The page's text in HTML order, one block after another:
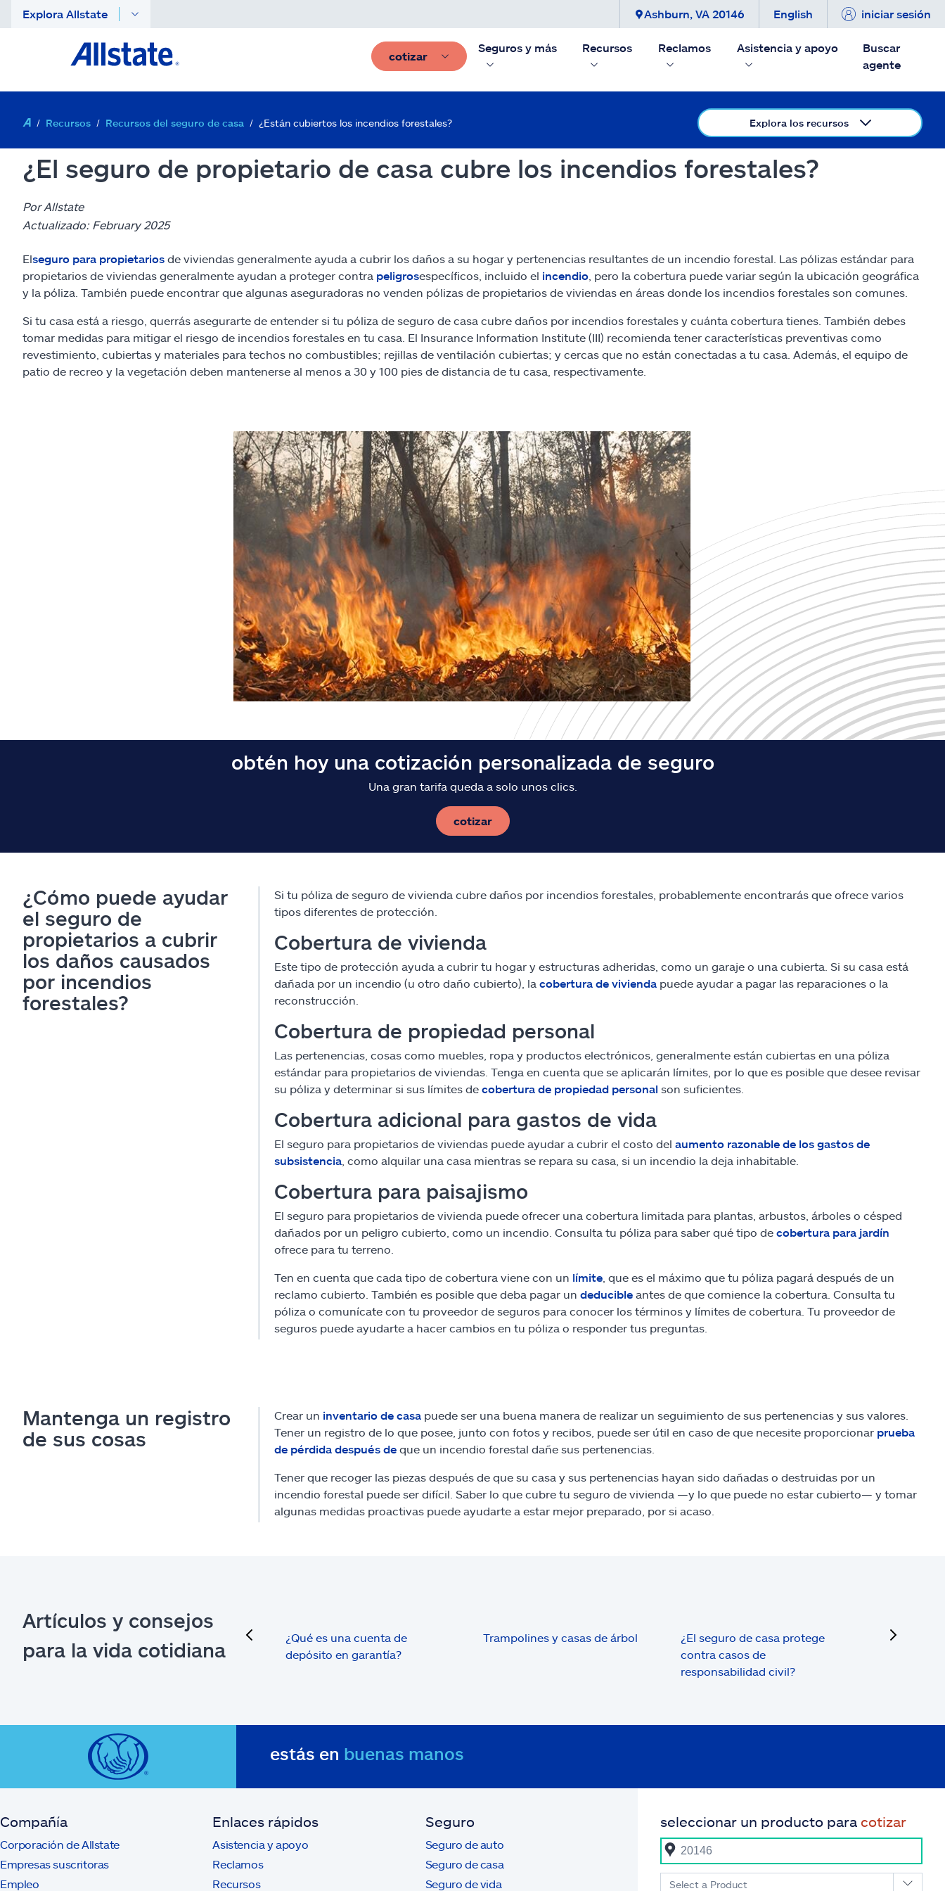
Explora Allstate Ashburn, VA 20146 English iniciar sesión
cotizar
Seguros y más Recursos Reclamos Asistencia y apoyo
Buscar
agente
Recursos Recursos del seguro de casa ¿Están cubiertos los incendios forestales? Explora los recursos
¿El seguro de propietario de casa cubre los incendios forestales?
Por Allstate
Actualizado: February 2025
Elseguro para propietarios de viviendas generalmente ayuda a cubrir los daños a su hogar y pertenencias resultantes de un incendio forestal. Las pólizas estándar para
propietarios de viviendas generalmente ayudan a proteger contra peligrosespecíficos, incluido el incendio , pero la cobertura puede variar según la ubicación geográfica
y la póliza. También puede encontrar que algunas aseguradoras no venden pólizas de propietarios de viviendas en áreas donde los incendios forestales son comunes.
Si tu casa está a riesgo, querrás asegurarte de entender si tu póliza de seguro de casa cubre daños por incendios forestales y cuánta cobertura tienes. También debes
tomar medidas para mitigar el riesgo de incendios forestales en tu casa. El Insurance Information Institute (III) recomienda tener características preventivas como
revestimiento, cubiertas y materiales para techos no combustibles; rejillas de ventilación cubiertas; y cercas que no están conectadas a tu casa. Además, el equipo de
patio de recreo y la vegetación deben mantenerse al menos a 30 y 100 pies de distancia de tu casa, respectivamente.
obtén hoy una cotización personalizada de seguro
Una gran tarifa queda a solo unos clics.
cotizar
¿Cómo puede ayudar
el seguro de
propietarios a cubrir
los daños causados
por incendios
forestales?
Si tu póliza de seguro de vivienda cubre daños por incendios forestales, probablemente encontrarás que ofrece varios
tipos diferentes de protección.
Cobertura de vivienda
Este tipo de protección ayuda a cubrir tu hogar y estructuras adheridas, como un garaje o una cubierta. Si su casa está
dañada por un incendio (u otro daño cubierto), la cobertura de viviendapuede ayudar a pagar las reparaciones o la
reconstrucción.
Cobertura de propiedad personal
Las pertenencias, cosas como muebles, ropa y productos electrónicos, generalmente están cubiertas en una póliza
estándar para propietarios de viviendas. Tenga en cuenta que se aplicarán límites, por lo que es posible que desee revisar
su póliza y determinar si sus límites de cobertura de propiedad personal son suficientes.
Cobertura adicional para gastos de vida
El seguro para propietarios de viviendas puede ayudar a cubrir el costo del aumento razonable de los gastos de
subsistencia, como alquilar una casa mientras se repara su casa, si un incendio la deja inhabitable.
Cobertura para paisajismo
El seguro para propietarios de vivienda puede ofrecer una cobertura limitada para plantas, arbustos, árboles o césped
dañados por un peligro cubierto, como un incendio. Consulta tu póliza para saber qué tipo de cobertura para jardín
ofrece para tu terreno.
Ten en cuenta que cada tipo de cobertura viene con un límite, que es el máximo que tu póliza pagará después de un
reclamo cubierto. También es posible que deba pagar un deducibleantes de que comience la cobertura. Consulta tu
póliza o comunícate con tu proveedor de seguros para conocer los términos y límites de cobertura. Tu proveedor de
seguros puede ayudarte a hacer cambios en tu póliza o responder tus preguntas.
Mantenga un registro
de sus cosas
Crear un inventario de casapuede ser una buena manera de realizar un seguimiento de sus pertenencias y sus valores.
Tener un registro de lo que posee, junto con fotos y recibos, puede ser útil en caso de que necesite proporcionar prueba
de pérdida después deque un incendio forestal dañe sus pertenencias.
Tener que recoger las piezas después de que su casa y sus pertenencias hayan sido dañadas o destruidas por un
incendio forestal puede ser difícil. Saber lo que cubre tu seguro de vivienda —y lo que puede no estar cubierto— y tomar
algunas medidas proactivas puede ayudarte a estar mejor preparado, por si acaso.
Artículos y consejos
para la vida cotidiana
¿Qué es una cuenta de
depósito en garantía?
Trampolines y casas de árbol
¿El seguro de casa protege
contra casos de
responsabilidad civil?
next
estás en buenas manos
Compañía
Corporación de Allstate
Empresas suscritoras
Empleo
Enlaces rápidos
Asistencia y apoyo
Reclamos
Recursos
Seguro
Seguro de auto
Seguro de casa
Seguro de vida
seleccionar un producto para cotizar
Select a Product